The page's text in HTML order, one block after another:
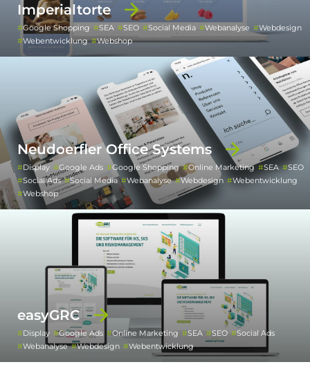
Imperialtorte
Google Shopping SEA SEO Social Media Webanalyse
Webdesign
Webentwicklung
Webshop
Neudoerfler Office Systems
Display Google Ads Google Shopping Online Marketing SEA
SEO
Social Ads
Social Media Webanalyse Webdesign
Webentwicklung
Webshop
easyGRC
Display Google Ads Online Marketing SEA SEO
Social Ads
Webanalyse
Webdesign Webentwicklung